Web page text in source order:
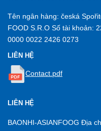
Tên ngân hàng: česká
FOOD S.R.O Số tài khoản:
0000 0022 2426 0273
LIÊN HỆ
Contact.pdf
LIÊN HỆ
BAONHI-ASIANFOOG Địa